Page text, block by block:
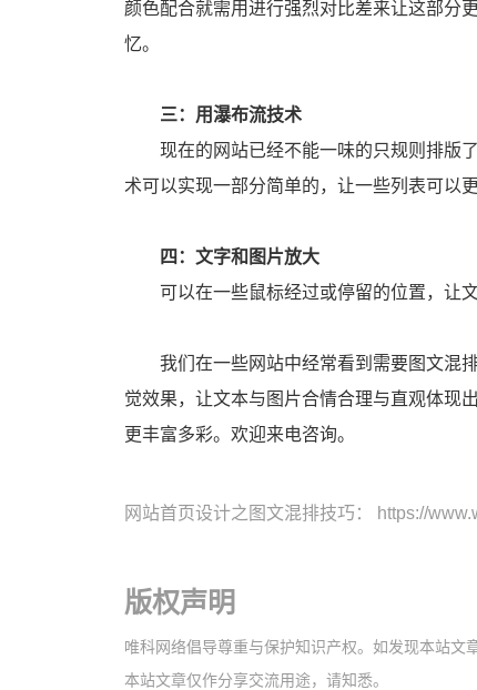
颜色配合就需用进行强烈对比差来让这部分
忆。
三：用瀑布流技术
现在的网站已经不能一味的只规则排版了，还需要可以根据用户添加的文字内容多少，来自动选择合适的位置进行排版。在这一要求上，最新技术瀑布流技
术可以实现一部分简单的，让一些列表可以
四：文字和图片放大
可以在一些鼠标经过或停留的位置，
我们在一些网站中经常看到需要图文混排的地方。这就需要在设计的时候一定要充分利用到设计师的自身想法。首页文本与图片混排可以体现出网站整体视
觉效果，让文本与图片合情合理与直观体现
更丰富多彩。欢迎来电咨询。
网站首页设计之图文混排技巧 ： https://
版权声明
唯科网络倡导尊重与保护知识产权。如发现本站文
本站文章仅作分享交流用途，请知悉。